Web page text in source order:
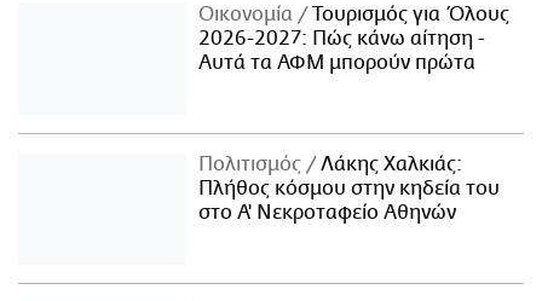
Οικονομία
Τουρισμός για Όλους
2026-2027: Πώς κάνω αίτηση -
Αυτά τα ΑΦΜ μπορούν πρώτα
Πολιτισμός
Λάκης Χαλκιάς:
Πλήθος κόσμου στην κηδεία του
στο Α' Νεκροταφείο Αθηνών